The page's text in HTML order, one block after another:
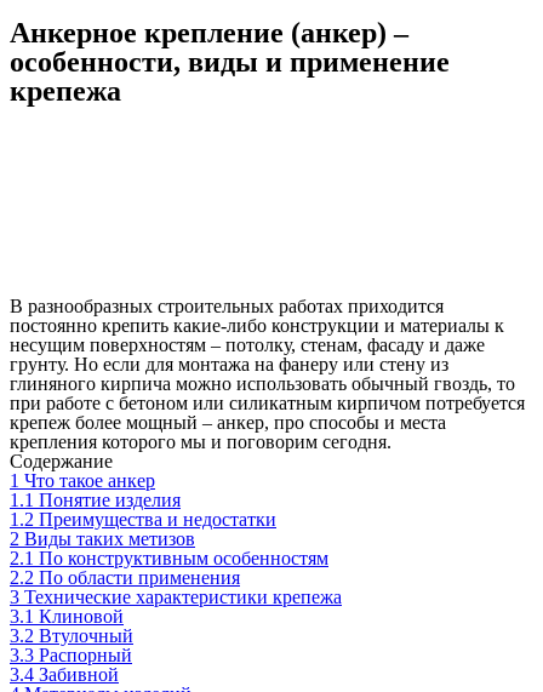
Анкерное крепление (анкер) –
особенности, виды и применение
крепежа
В разнообразных строительных работах приходится
постоянно крепить какие-либо конструкции и материалы к
несущим поверхностям – потолку, стенам, фасаду и даже
грунту. Но если для монтажа на фанеру или стену из
глиняного кирпича можно использовать обычный гвоздь, то
при работе с бетоном или силикатным кирпичом потребуется
крепеж более мощный – анкер, про способы и места
крепления которого мы и поговорим сегодня.
Содержание
1 Что такое анкер
1.1 Понятие изделия
1.2 Преимущества и недостатки
2 Виды таких метизов
2.1 По конструктивным особенностям
2.2 По области применения
3 Технические характеристики крепежа
3.1 Клиновой
3.2 Втулочный
3.3 Распорный
3.4 Забивной